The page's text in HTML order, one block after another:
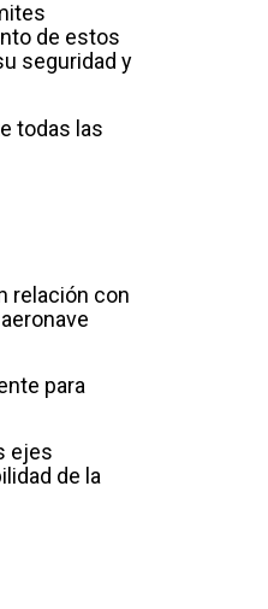
de estos
seguridad y
todas las
relación con
para
ejes
de la